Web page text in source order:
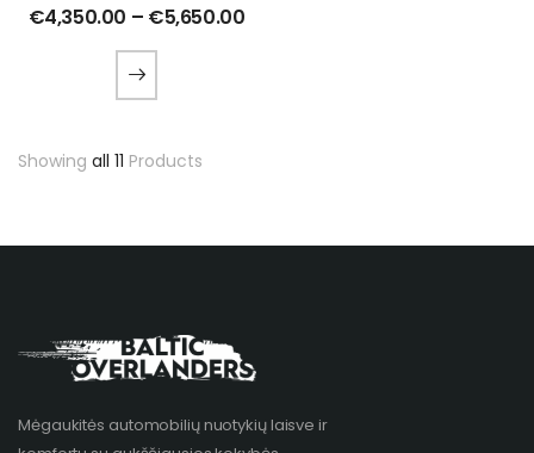
€4,350.00 – €5,650.00
Showing all 11 Products
Mėgaukitės automobilių nuotykių laisve ir